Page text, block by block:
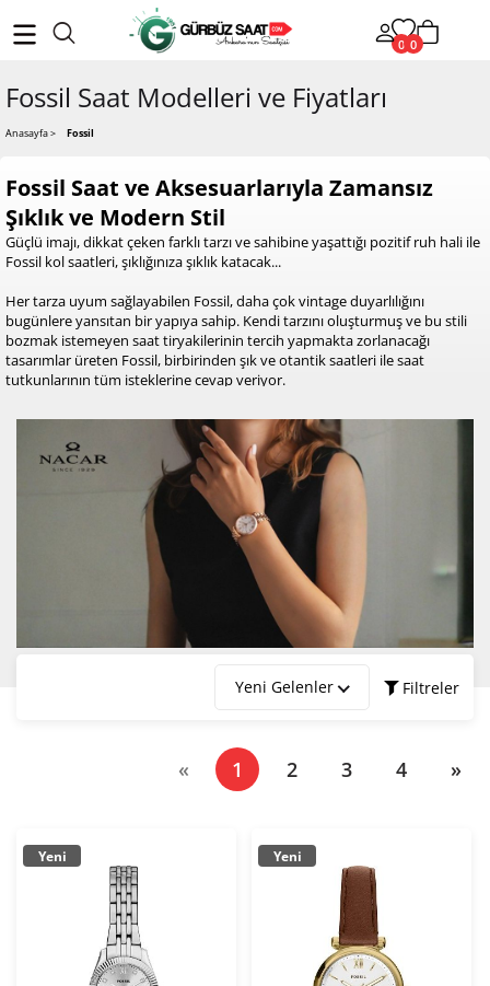
0 0
Fossil Saat Modelleri ve Fiyatları
Anasayfa> Fossil
Fossil Saat ve Aksesuarlarıyla Zamansız
Şıklık ve Modern Stil
Güçlü imajı, dikkat çeken farklı tarzı ve sahibine yaşattığı pozitif ruh hali ile
Fossil kol saatleri, şıklığınıza şıklık katacak...
Her tarza uyum sağlayabilen Fossil, daha çok vintage duyarlılığını
bugünlere yansıtan bir yapıya sahip. Kendi tarzını oluşturmuş ve bu stili
bozmak istemeyen saat tiryakilerinin tercih yapmakta zorlanacağı
tasarımlar üreten Fossil, birbirinden şık ve otantik saatleri ile saat
tutkunlarının tüm isteklerine cevap veriyor.
Fossil saatler için temel alınan üç nokta var. Bu noktalardan ilki, saatin
genel tarzını oluşturan zamansız stil! Zamanı durdurmak, sonsuzluk içinde
kendi zaman diliminizi yaratmak bu saatler ile mümkün. İkinci önemli
nokta, saatlerin ilham aldığı otantik algı. Bu atmosferde ortaya çıkarılan
Fossil saatler, kullanıcılarının başını döndürmeye ve bir ortamda
doğrudan fark edilmeye yetiyor. Üçüncü temel alınan nokta ise spontane
yaratıcılık havası. Yaratıcılıkta plansızlıktan yola çıkılarak hazırlanan, en
uygun tarzın kendi yolunda kavrularak oluştuğu ve zamana bu şekilde
hükmedildiği saatler, Fossil kalitesi ile kendini gösteriyor.
"Uzun ömürlü vintage" sloganı ile milyonlarca insanı peşinden
sürüklemesini bilen ünlü ve tecrübeli marka, Gürbüz Saat farkı ile
saatleri incelemeye başlayın. İyi saatler içindeki iyi bir saate değil, en iyi
Yeni Gelenler Filtreler
« 1 (current)
2 3 4 »
Yeni Yeni